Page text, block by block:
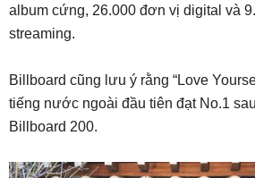
album cứng, 26.000 đơn vị digital và
streaming.
Billboard cũng lưu ý rằng “Love
tiếng nước ngoài đầu tiên đạt No.1
Billboard 200.